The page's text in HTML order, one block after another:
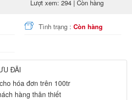
Lượt xem: 294 | Còn hàng
Tình trạng :Còn hàng
ĐÃI
hóa đơn trên 100tr
hàng thân thiết